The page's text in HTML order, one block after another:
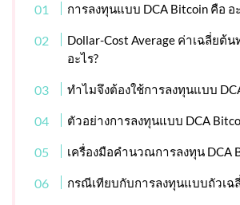
การลงทุนแบบ DCA Bitcoin คือ อ
Dollar-Cost Average ค่าเฉลี่ยต้
อะไร?
ทำไมจึงต้องใช้การลงทุนแบบ
ตัวอย่างการลงทุนแบบ DCA
เครื่องมือคํานวณการลงทุน DCA
กรณีเทียบกับการลงทุนแบบถัวเฉ